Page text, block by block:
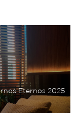
Eternos 2025